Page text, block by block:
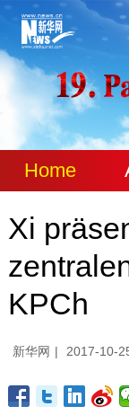
Home
Xi
KPCh
新华网 | 2017-10-